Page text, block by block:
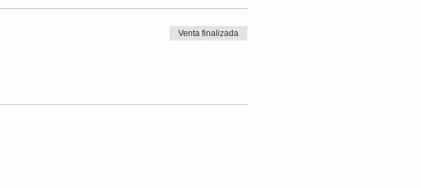
Venta finalizada